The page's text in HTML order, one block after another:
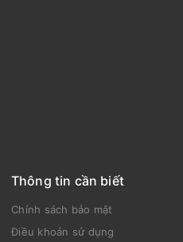
Thông tin cần biết
Chính sách bảo mật
Điều khoản sử dụng